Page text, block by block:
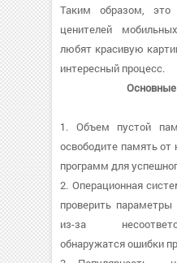
Таким образом, это
ценителей
любят красивую
интересный процесс.
Основные
1. Объем пустой
освободите память от
программ для
2. Операционная
проверить параметры
из-за
обнаружатся ошибки